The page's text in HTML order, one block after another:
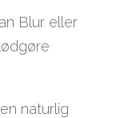
Blur eller
naturlig